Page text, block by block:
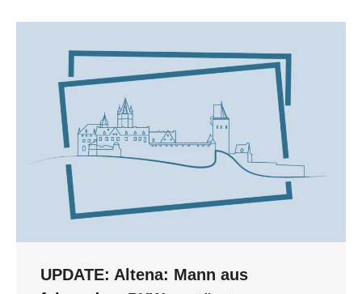
UPDATE: Altena: Mann aus